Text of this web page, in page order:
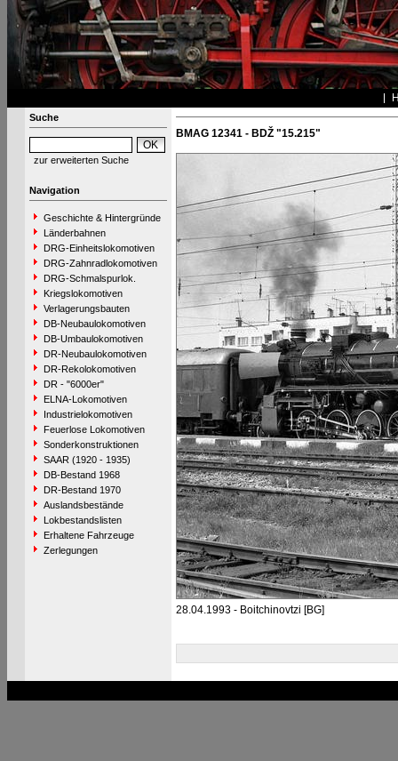
Suche
zur erweiterten Suche
Navigation
Geschichte & Hintergründe
Länderbahnen
DRG-Einheitslokomotiven
DRG-Zahnradlokomotiven
DRG-Schmalspurlok.
Kriegslokomotiven
Verlagerungsbauten
DB-Neubaulokomotiven
DB-Umbaulokomotiven
DR-Neubaulokomotiven
DR-Rekolokomotiven
DR - "6000er"
ELNA-Lokomotiven
Industrielokomotiven
Feuerlose Lokomotiven
Sonderkonstruktionen
SAAR (1920 - 1935)
DB-Bestand 1968
DR-Bestand 1970
Auslandsbestände
Lokbestandslisten
Erhaltene Fahrzeuge
Zerlegungen
BMAG 12341 - BDŽ "15.215"
28.04.1993 - Boitchinovtzi [BG]